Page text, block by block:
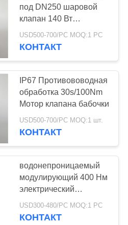
под DN250 шаровой
клапан 140 Вт
электрический
исполнитель
USD500-700/PC MOQ:1 PC
КОНТАКТ
IP67 Противововодная
обработка 30s/100Nm
Мотор клапана бабочки
USD500-700/PC MOQ:1 шт.
КОНТАКТ
водонепроницаемый
модулирующий 400 Нм
электрический
шаровой клапан
USD300-480/PC MOQ:1 PC
КОНТАКТ